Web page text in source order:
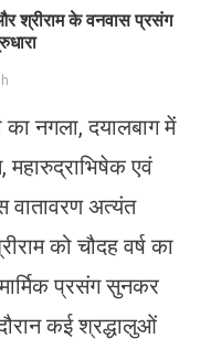
श्रीराम के वनवास प्रसंग
नगला, दयालबाग में
महारुद्राभिषेक एवं
वातावरण अत्यंत
को चौदह वर्ष का
प्रसंग सुनकर
कई श्रद्धालुओं